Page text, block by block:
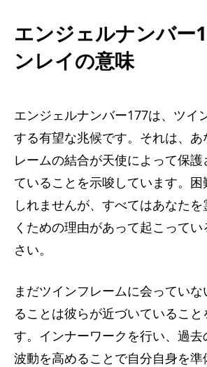
エンジェルナンバー
ンレイの意味
エンジェルナンバー177は、ツイ
する有望な兆候です。それは、あ
レームの結合が天使によって保
ていることを示唆しています。困
しれませんが、すべてはあなた
くための理由があって起こって
さい。
まだツインフレームに会ってい
ることは彼らが近づいていること
す。インナーワークを行い、過去
波動を高めることで自分自身を準